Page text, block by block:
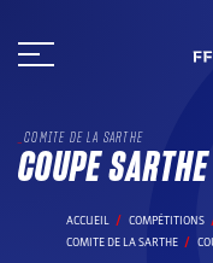
au
COMITE DE LA SARTHE
COUPE
ACCUEIL COMPÉTITIONS
COMITE DE LA SARTHE